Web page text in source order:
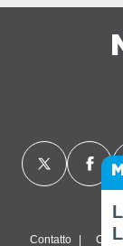
Contatto Chi